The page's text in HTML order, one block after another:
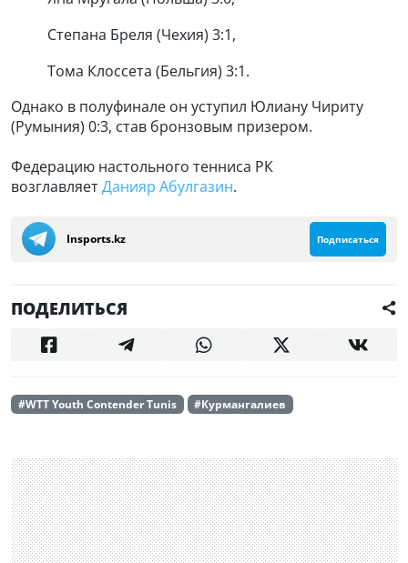
Степана Бреля (Чехия) 3:1,
Тома Клоссета (Бельгия) 3:1.
Однако в полуфинале он уступил Юлиану Чириту
(Румыния) 0:3, став бронзовым призером.
Федерацию настольного тенниса РК
возглавляетДанияр Абулгазин.
Insports.kz Подписаться
ПОДЕЛИТЬСЯ
#WTT Youth Contender Tunis #Курмангалиев